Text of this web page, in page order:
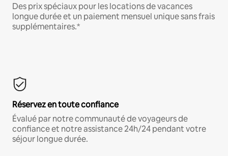
Des prix spéciaux pour les locations de vacances
longue durée et un paiement mensuel unique sans frais
supplémentaires.*
Réservez en toute confiance
Évalué par notre communauté de voyageurs de
confiance et notre assistance 24h/24 pendant votre
séjour longue durée.